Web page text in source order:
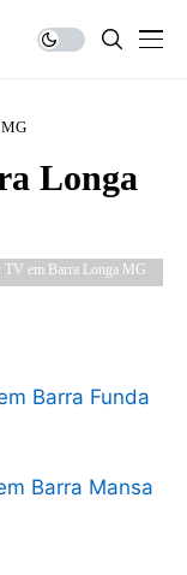
Longa
TV em Barra Longa MG
Barra Funda
Barra Mansa